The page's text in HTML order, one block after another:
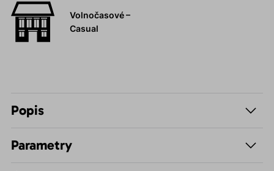
Volnočasové –
Casual
Popis
Parametry